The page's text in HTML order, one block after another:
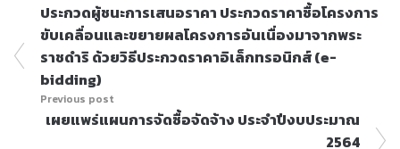
ประกวดผู้ชนะการเสนอราคา ประกวดราคาซื้อโครงการ
ขับเคลื่อนและขยายผลโครงการอันเนื่องมาจากพระ
ราชดำริ ด้วยวิธีประกวดราคาอิเล็กทรอนิกส์ (e-
bidding)
Previous post
เผยแพร่แผนการจัดซื้อจัดจ้าง ประจำปีงบประมาณ
2564